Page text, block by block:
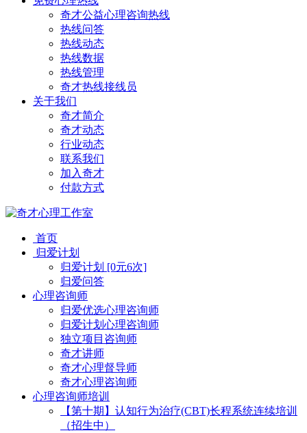
奇才公益心理咨询热线
热线问答
热线动态
热线数据
热线管理
奇才热线接线员
关于我们
奇才简介
奇才动态
行业动态
联系我们
加入奇才
付款方式
首页
归爱计划
归爱计划 [0元6次]
归爱问答
心理咨询师
归爱优选心理咨询师
归爱计划心理咨询师
独立项目咨询师
奇才讲师
奇才心理督导师
奇才心理咨询师
心理咨询师培训
【第十期】认知行为治疗(CBT)长程系统连续培训
（招生中）